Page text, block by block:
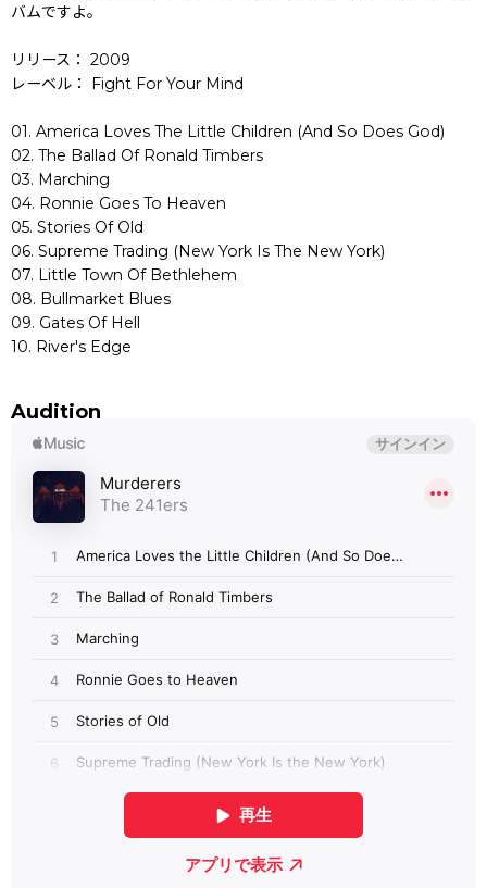
バムですよ。
リリース： 2009
レーベル： Fight For Your Mind
01. America Loves The Little Children (And So Does God)
02. The Ballad Of Ronald Timbers
03. Marching
04. Ronnie Goes To Heaven
05. Stories Of Old
06. Supreme Trading (New York Is The New York)
07. Little Town Of Bethlehem
08. Bullmarket Blues
09. Gates Of Hell
10. River's Edge
Audition